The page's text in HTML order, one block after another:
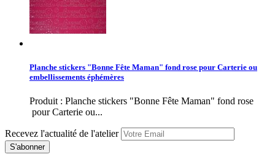
Planche stickers "Bonne Fête Maman" fond rose pour Carterie ou
embellissements éphémères
Produit : Planche stickers "Bonne Fête Maman" fond rose
pour Carterie ou...
Recevez l'actualité de l'atelier